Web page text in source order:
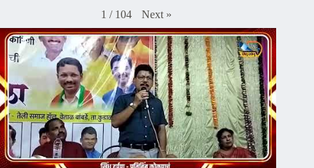
1 / 104 Next »